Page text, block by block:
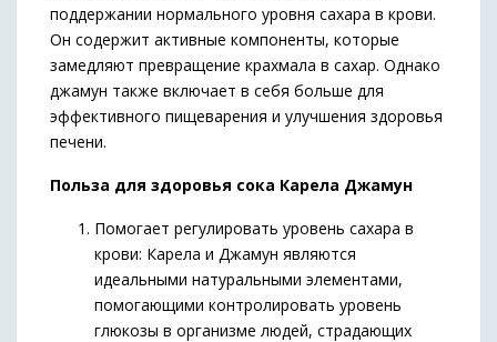
поддержании нормального уровня сахара в крови.
Он содержит активные компоненты, которые
замедляют превращение крахмала в сахар. Однако
джамун также включает в себя больше для
эффективного пищеварения и улучшения здоровья
печени.
Польза для здоровья сока Карела Джамун
Помогает регулировать уровень сахара в
крови: Карела и Джамун являются
идеальными натуральными элементами,
помогающими контролировать уровень
глюкозы в организме людей, страдающих